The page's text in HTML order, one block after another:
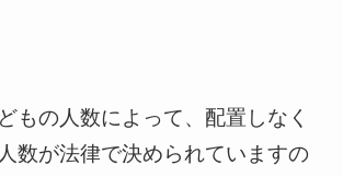
もの人数によって、配置しなく
数が法律で決められていますの